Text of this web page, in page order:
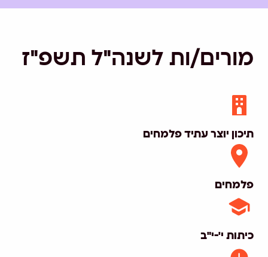
מורים/ות לשנה"ל תשפ"ז
תיכון יוצר עתיד פלמחים
פלמחים
כיתות י'-י"ב